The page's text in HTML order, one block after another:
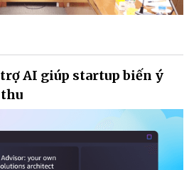
AI giúp startup biến ý